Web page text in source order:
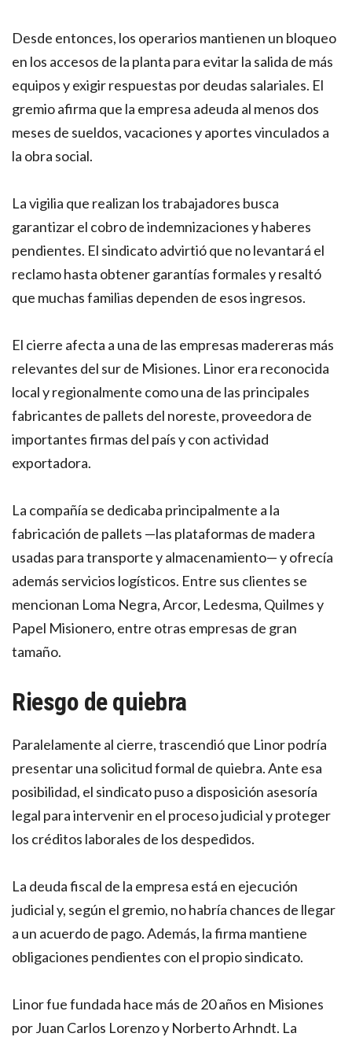
Desde entonces, los operarios mantienen un bloqueo
en los accesos de la planta para evitar la salida de más
equipos y exigir respuestas por deudas salariales. El
gremio afirma que la empresa adeuda al menos dos
meses de sueldos, vacaciones y aportes vinculados a
la obra social.
La vigilia que realizan los trabajadores busca
garantizar el cobro de indemnizaciones y haberes
pendientes. El sindicato advirtió que no levantará el
reclamo hasta obtener garantías formales y resaltó
que muchas familias dependen de esos ingresos.
El cierre afecta a una de las empresas madereras más
relevantes del sur de Misiones. Linor era reconocida
local y regionalmente como una de las principales
fabricantes de pallets del noreste, proveedora de
importantes firmas del país y con actividad
exportadora.
La compañía se dedicaba principalmente a la
fabricación de pallets —las plataformas de madera
usadas para transporte y almacenamiento— y ofrecía
además servicios logísticos. Entre sus clientes se
mencionan Loma Negra, Arcor, Ledesma, Quilmes y
Papel Misionero, entre otras empresas de gran
tamaño.
Riesgo de quiebra
Paralelamente al cierre, trascendió que Linor podría
presentar una solicitud formal de quiebra. Ante esa
posibilidad, el sindicato puso a disposición asesoría
legal para intervenir en el proceso judicial y proteger
los créditos laborales de los despedidos.
La deuda fiscal de la empresa está en ejecución
judicial y, según el gremio, no habría chances de llegar
a un acuerdo de pago. Además, la firma mantiene
obligaciones pendientes con el propio sindicato.
Linor fue fundada hace más de 20 años en Misiones
por Juan Carlos Lorenzo y Norberto Arhndt. La